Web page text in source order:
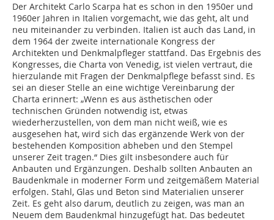
Der Architekt Carlo Scarpa hat es schon in den 1950er und
1960er Jahren in Italien vorgemacht, wie das geht, alt und
neu miteinander zu verbinden. Italien ist auch das Land, in
dem 1964 der zweite internationale Kongress der
Architekten und Denkmalpfleger stattfand. Das Ergebnis des
Kongresses, die Charta von Venedig, ist vielen vertraut, die
hierzulande mit Fragen der Denkmalpflege befasst sind. Es
sei an dieser Stelle an eine wichtige Vereinbarung der
Charta erinnert: „Wenn es aus ästhetischen oder
technischen Gründen notwendig ist, etwas
wiederherzustellen, von dem man nicht weiß, wie es
ausgesehen hat, wird sich das ergänzende Werk von der
bestehenden Komposition abheben und den Stempel
unserer Zeit tragen.“ Dies gilt insbesondere auch für
Anbauten und Ergänzungen. Deshalb sollten Anbauten an
Baudenkmale in moderner Form und zeitgemäßem Material
erfolgen. Stahl, Glas und Beton sind Materialien unserer
Zeit. Es geht also darum, deutlich zu zeigen, was man an
Neuem dem Baudenkmal hinzugefügt hat. Das bedeutet